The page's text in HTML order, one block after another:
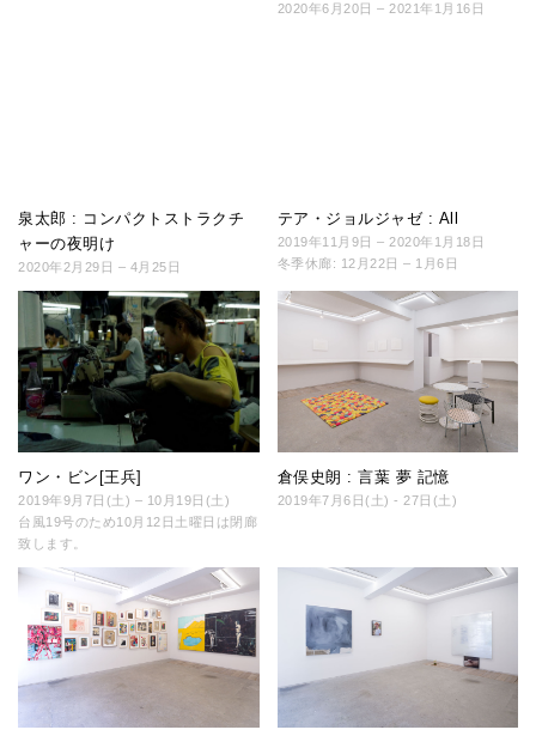
2020年6月20日 – 2021年1月16日
泉太郎 : コンパクトストラクチ
ャーの夜明け
2020年2月29日 – 4月25日
テア・ジョルジャゼ : All
2019年11月9日 – 2020年1月18日
冬季休廊: 12月22日 – 1月6日
ワン・ビン[王兵]
2019年9月7日(土) – 10月19日(土)
台風19号のため10月12日土曜日は閉廊
致します。
倉俣史朗 : 言葉 夢 記憶
2019年7月6日(土) - 27日(土)